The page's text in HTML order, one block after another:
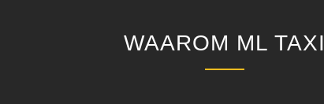
WAAROM ML TAXI